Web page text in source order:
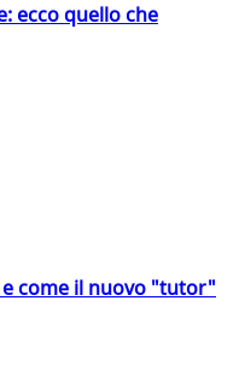
ecco quello che
e come il nuovo "tutor"